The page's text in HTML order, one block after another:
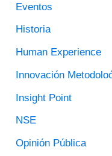
R
P
O
R
:
Eventos
Historia
Human Experience
Innovación
Insight Point
NSE
Opinión Pública